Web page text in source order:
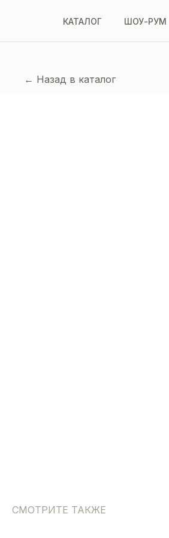
КАТАЛОГ ШОУ-РУМ
← Назад в каталог
СМОТРИТЕ ТАКЖЕ